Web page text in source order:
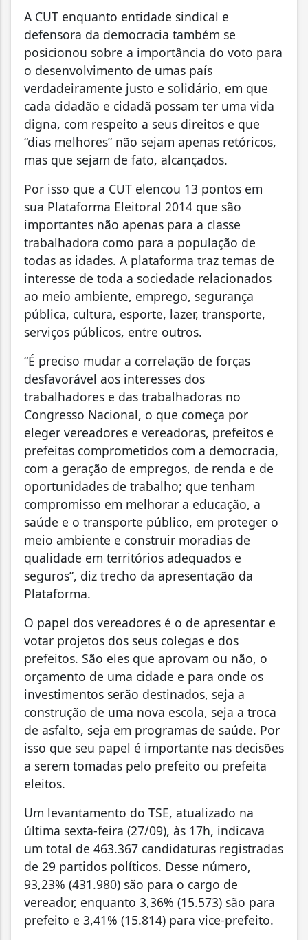
A CUT enquanto entidade sindical e
defensora da democracia também se
posicionou sobre a importância do voto para
o desenvolvimento de umas país
verdadeiramente justo e solidário, em que
cada cidadão e cidadã possam ter uma vida
digna, com respeito a seus direitos e que
“dias melhores” não sejam apenas retóricos,
mas que sejam de fato, alcançados.
Por isso que a CUT elencou 13 pontos em
sua Plataforma Eleitoral 2014 que são
importantes não apenas para a classe
trabalhadora como para a população de
todas as idades. A plataforma traz temas de
interesse de toda a sociedade relacionados
ao meio ambiente, emprego, segurança
pública, cultura, esporte, lazer, transporte,
serviços públicos, entre outros.
“É preciso mudar a correlação de forças
desfavorável aos interesses dos
trabalhadores e das trabalhadoras no
Congresso Nacional, o que começa por
eleger vereadores e vereadoras, prefeitos e
prefeitas comprometidos com a democracia,
com a geração de empregos, de renda e de
oportunidades de trabalho; que tenham
compromisso em melhorar a educação, a
saúde e o transporte público, em proteger o
meio ambiente e construir moradias de
qualidade em territórios adequados e
seguros”, diz trecho da apresentação da
Plataforma.
O papel dos vereadores é o de apresentar e
votar projetos dos seus colegas e dos
prefeitos. São eles que aprovam ou não, o
orçamento de uma cidade e para onde os
investimentos serão destinados, seja a
construção de uma nova escola, seja a troca
de asfalto, seja em programas de saúde. Por
isso que seu papel é importante nas decisões
a serem tomadas pelo prefeito ou prefeita
eleitos.
Um levantamento do TSE, atualizado na
última sexta-feira (27/09), às 17h, indicava
um total de 463.367 candidaturas registradas
de 29 partidos políticos. Desse número,
93,23% (431.980) são para o cargo de
vereador, enquanto 3,36% (15.573) são para
prefeito e 3,41% (15.814) para vice-prefeito.